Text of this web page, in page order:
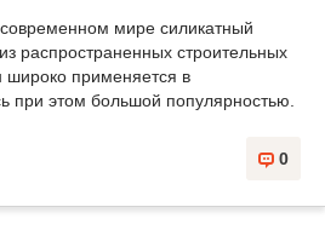
современном мире силикатный
распространенных строительных
широко применяется в
при этом большой популярностью.
0